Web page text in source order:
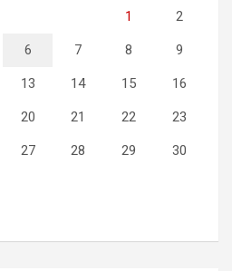
1 2
6 7 8 9
13 14 15 16
20 21 22 23
27 28 29 30